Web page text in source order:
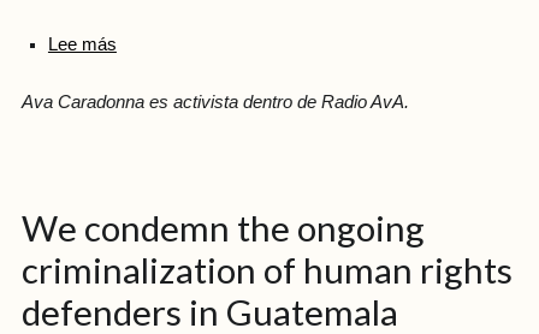
Lee más
Ava Caradonna es activista dentro de Radio AvA.
We condemn the ongoing
criminalization of human rights
defenders in Guatemala